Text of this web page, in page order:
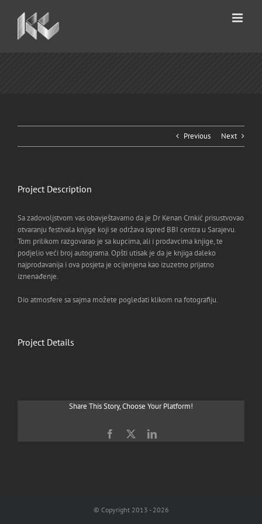
content
Previous Next
Project Description
Sa zadovoljstvom vas obavještavamo da je Dr Kenan Crnkić prisustvovao
otvaranju festivala knjige koji se održava ispred BBI centra u Sarajevu.
Tom prilikom razgovarao je sa kupcima, ali i prodavcima knjige, te
podjelio veći broj autograma. Opšti utisak je da je knjiga daleko
najprodavanija i ova posjeta je ocijenjena kao izuzetno prijatno
iznenađenje.
Dio atmosfere sa sajma možete pogledati klikom na fotografiju.
Project Details
Share This Story, Choose Your Platform!
Facebook LinkedIn
© Copyright 2013 - 2026